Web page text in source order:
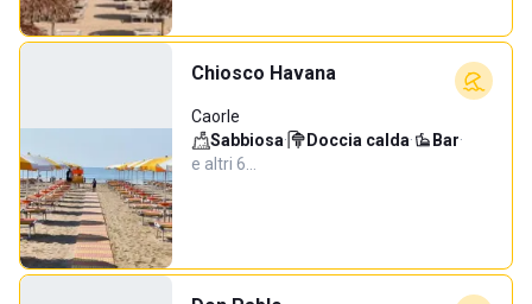
Chiosco Havana
Caorle
Sabbiosa· Doccia calda· Bar·
e altri 6…